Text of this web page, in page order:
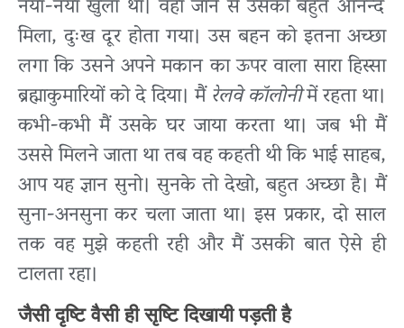
नया-नया खुला था। वहाँ जाने से उसको बहुत आनन्द
मिला, दुःख दूर होता गया। उस बहन को इतना अच्छा
लगा कि उसने अपने मकान का ऊपर वाला सारा हिस्सा
ब्रह्माकुमारियों को दे दिया। मैंरेलवे कॉलोनीमें रहता था।
कभी-कभी मैं उसके घर जाया करता था। जब भी मैं
उससे मिलने जाता था तब वह कहती थी कि भाई साहब,
आप यह ज्ञान सुनो। सुनके तो देखो, बहुत अच्छा है। मैं
सुना-अनसुना कर चला जाता था। इस प्रकार, दो साल
तक वह मुझे कहती रही और मैं उसकी बात ऐसे ही
टालता रहा।
जैसी दृष्टि वैसी ही सृष्टि दिखायी पड़ती है